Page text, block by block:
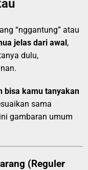
“nggantung” atau
jelas dari awal,
dulu,
bisa kamu tanyakan
sama
gambaran umum
(Reguler